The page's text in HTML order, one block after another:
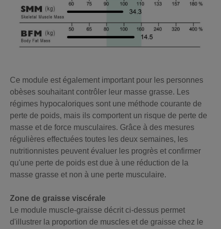
Ce module est également important pour les personnes
obèses souhaitant contrôler leur masse grasse. Les
régimes hypocaloriques sont une méthode courante de
perte de poids, mais ils comportent un risque de perte de
masse et de force musculaires. Grâce à des mesures
régulières effectuées toutes les deux semaines, les
nutritionnistes peuvent évaluer les progrès et confirmer
qu'une perte de poids est due à une réduction de la
masse grasse et non à une perte musculaire.
Zone de graisse viscérale
Le module muscle-graisse décrit ci-dessus permet
d'illustrer la proportion de muscles et de graisse chez le